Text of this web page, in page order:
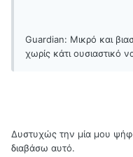
Guardian: Μικρό και
χωρίς κάτι ουσιαστικό
Δυστυχώς την μία μου
διαβάσω αυτό.